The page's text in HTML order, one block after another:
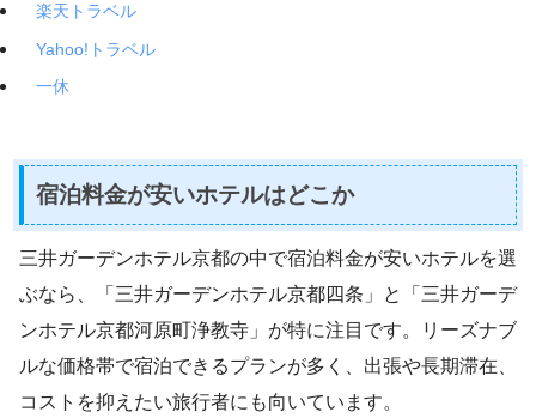
楽天トラベル
Yahoo!トラベル
一休
宿泊料金が安いホテルはどこか
三井ガーデンホテル京都の中で宿泊料金が安いホテルを選
ぶなら、「三井ガーデンホテル京都四条」と「三井ガーデ
ンホテル京都河原町浄教寺」が特に注目です。リーズナブ
ルな価格帯で宿泊できるプランが多く、出張や長期滞在、
コストを抑えたい旅行者にも向いています。